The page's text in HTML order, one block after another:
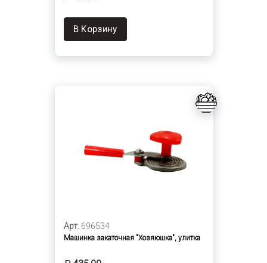
В Корзину
Арт. 696534
Машинка закаточная "Хозяюшка", улитка